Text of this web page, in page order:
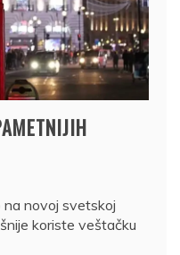
novoj svetskoj
koriste veštačku